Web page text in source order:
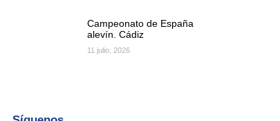
Campeonato de España
alevín. Cádiz
11 julio, 2026